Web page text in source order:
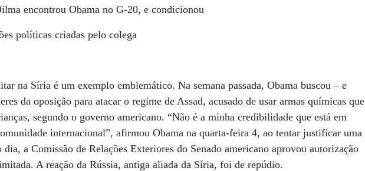
encontrou Obama no G-20, e condicionou
políticas criadas pelo colega
na Síria é um exemplo emblemático. Na semana passada, Obama buscou – e
da oposição para atacar o regime de Assad, acusado de usar armas químicas que
segundo o governo americano. “Não é a minha credibilidade que está em
internacional”, afirmou Obama na quarta-feira 4, ao tentar justificar uma
a Comissão de Relações Exteriores do Senado americano aprovou autorização
A reação da Rússia, antiga aliada da Síria, foi de repúdio.